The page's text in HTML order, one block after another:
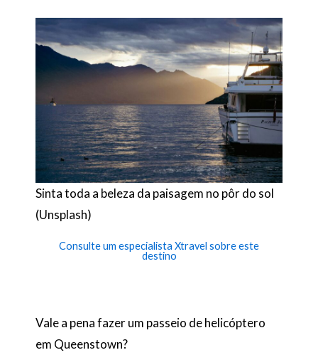
Sinta toda a beleza da paisagem no pôr do sol
(Unsplash)
Consulte um especialista Xtravel sobre este
destino
Vale a pena fazer um passeio de helicóptero
em Queenstown?